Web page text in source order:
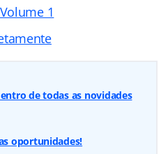
1
de todas as novidades
oportunidades!